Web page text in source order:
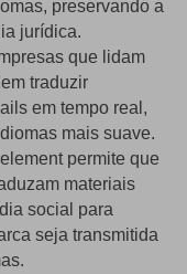
preservando a
jurídica.
que lidam
traduzir
em tempo real,
mais suave.
permite que
materiais
social para
seja transmitida